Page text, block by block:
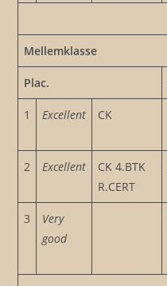
Mellemklasse
Plac.
1 Excellent CK
2 Excellent
CK 4.BTK
R.CERT
3
Very
good